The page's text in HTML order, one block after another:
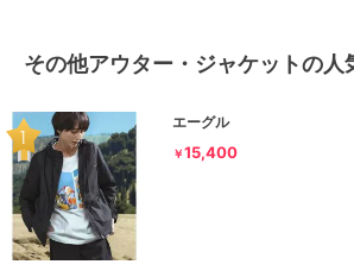
その他アウター・ジャケットの人
エーグル
￥15,400